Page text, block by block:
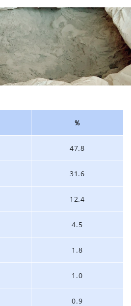
％
47.8
31.6
12.4
4.5
1.8
1.0
0.9